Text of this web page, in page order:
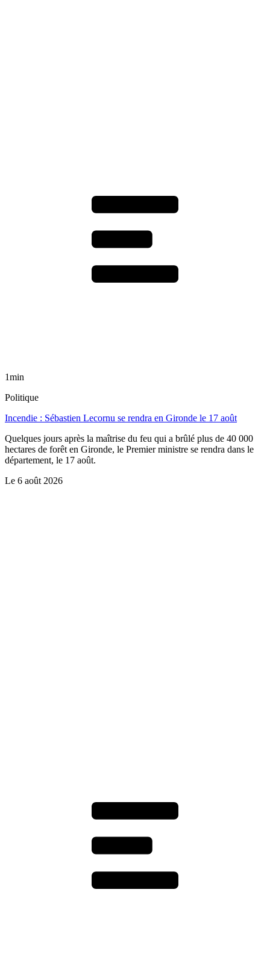
1min
Politique
Incendie : Sébastien Lecornu se rendra en Gironde le 17 août
Quelques jours après la maîtrise du feu qui a brûlé plus de 40 000
hectares de forêt en Gironde, le Premier ministre se rendra dans le
département, le 17 août.
Le 6 août 2026